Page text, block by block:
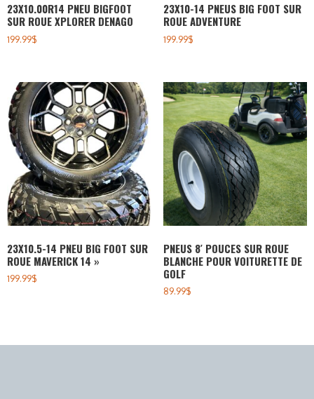
23X10.00R14 PNEU BIGFOOT
SUR ROUE XPLORER DENAGO
199.99$
23X10-14 PNEUS BIG FOOT SUR
ROUE ADVENTURE
199.99$
23X10.5-14 PNEU BIG FOOT SUR
ROUE MAVERICK 14 »
199.99$
PNEUS 8′ POUCES SUR ROUE
BLANCHE POUR VOITURETTE DE
GOLF
89.99$